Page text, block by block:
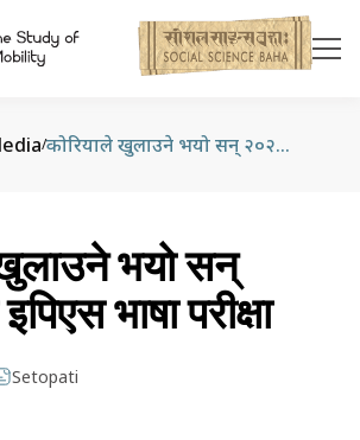
/ कोरियाले खुलाउने भयो सन् २०२५ को इपिएस भाषा परीक्षा
भयो सन्
भाषा परीक्षा
Setopati